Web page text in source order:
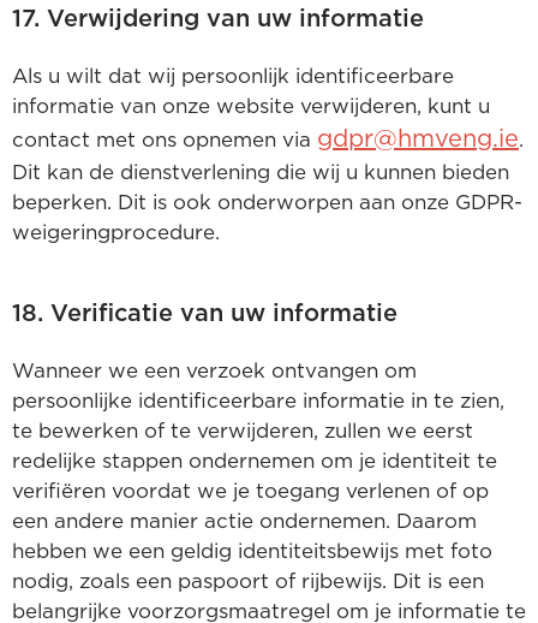
17. Verwijdering van uw informatie
Als u wilt dat wij persoonlijk identificeerbare
informatie van onze website verwijderen, kunt u
contact met ons opnemen via gdpr@hmveng.ie.
Dit kan de dienstverlening die wij u kunnen bieden
beperken. Dit is ook onderworpen aan onze GDPR-
weigeringprocedure.
18. Verificatie van uw informatie
Wanneer we een verzoek ontvangen om
persoonlijke identificeerbare informatie in te zien,
te bewerken of te verwijderen, zullen we eerst
redelijke stappen ondernemen om je identiteit te
verifiëren voordat we je toegang verlenen of op
een andere manier actie ondernemen. Daarom
hebben we een geldig identiteitsbewijs met foto
nodig, zoals een paspoort of rijbewijs. Dit is een
belangrijke voorzorgsmaatregel om je informatie te